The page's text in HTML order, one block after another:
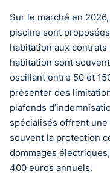
Sur le marché en
piscine sont
habitation aux
habitation sont
oscillant entre 50 et
présenter des
plafonds
spécialisés offrent
souvent la protection
dommages
400 euros annuels.